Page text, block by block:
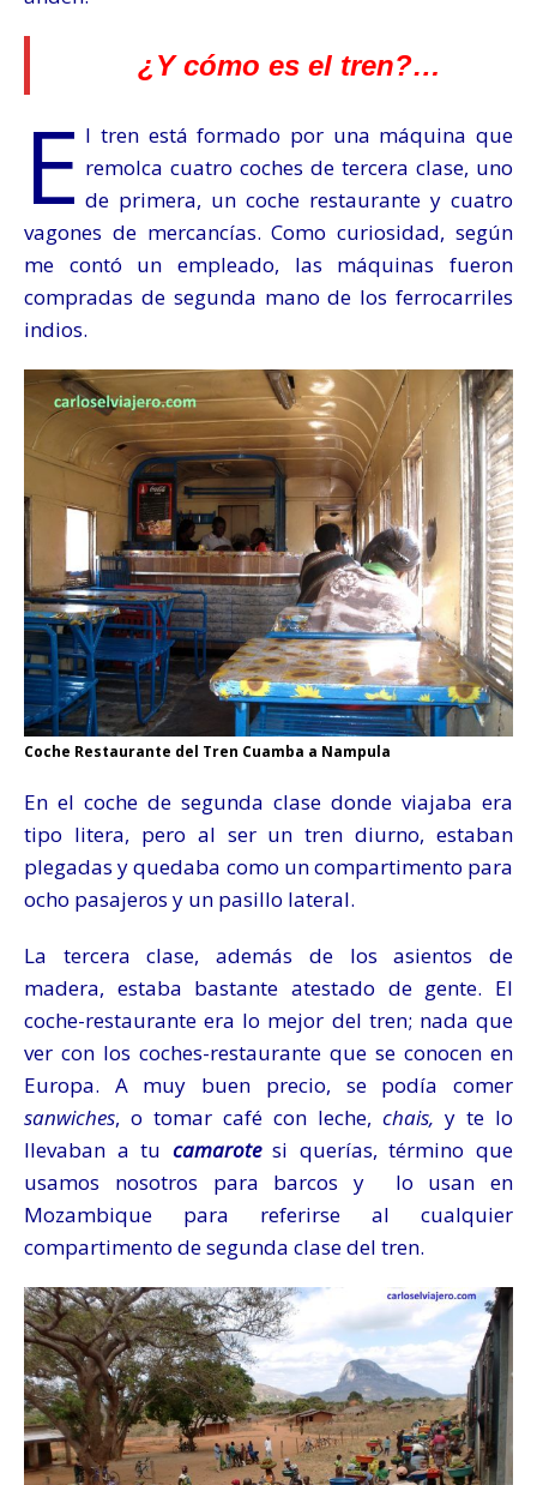
¿Y cómo es el tren?…
E l tren está formado por una máquina que
remolca cuatro coches de tercera clase, uno
de primera, un coche restaurante y cuatro
vagones de mercancías. Como curiosidad, según
me contó un empleado, las máquinas fueron
compradas de segunda mano de los ferrocarriles
indios.
Coche Restaurante del Tren Cuamba a Nampula
En el coche de segunda clase donde viajaba era
tipo litera, pero al ser un tren diurno, estaban
plegadas y quedaba como un compartimento para
ocho pasajeros y un pasillo lateral.
La tercera clase, además de los asientos de
madera, estaba bastante atestado de gente. El
coche-restaurante era lo mejor del tren; nada que
ver con los coches-restaurante que se conocen en
Europa. A muy buen precio, se podía comer
sanwiches, o tomar café con leche, chais, y te lo
llevaban a tu camarotesi querías, término que
usamos nosotros para barcos y lo usan en
Mozambique para referirse al cualquier
compartimento de segunda clase del tren.